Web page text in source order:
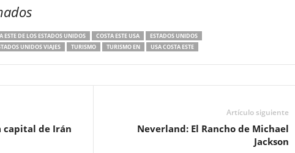
ESTE DE LOS ESTADOS UNIDOS COSTA ESTE USA
ESTADOS UNIDOS
UNIDOS VIAJES TURISMO TURISMO EN USA COSTA ESTE
capital de Irán
Artículo siguiente
Neverland: El Rancho de Michael
Jackson